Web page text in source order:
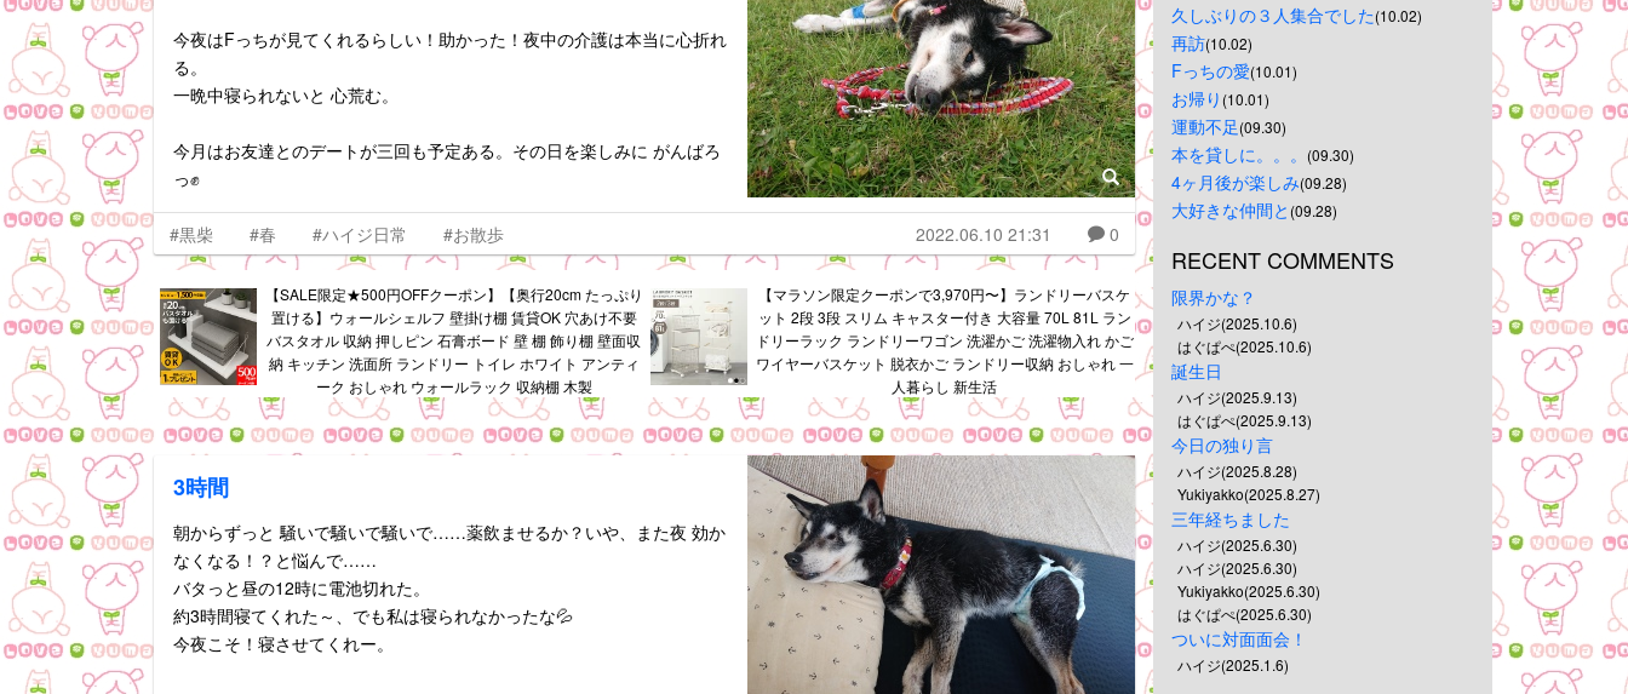
今夜はFっちが見てくれるらしい！助かった！夜中の介護は本当に心折れ
る。
一晩中寝られないと 心荒む。
今月はお友達とのデートが三回も予定ある。その日を楽しみに がんばろ
っ✊
#黒柴 #春 #ハイジ日常 #お散歩 2022.06.10 21:31 0
【SALE限定★500円OFFクーポン】【奥行20cm たっぷり
置ける】ウォールシェルフ 壁掛け棚 賃貸OK 穴あけ不要
バスタオル 収納 押しピン 石膏ボード 壁 棚 飾り棚 壁面収
納 キッチン 洗面所 ランドリー トイレ ホワイト アンティ
ーク おしゃれ ウォールラック 収納棚 木製
【マラソン限定クーポンで3,970円〜】ランドリーバスケ
ット 2段 3段 スリム キャスター付き 大容量 70L 81L ラン
ドリーラック ランドリーワゴン 洗濯かご 洗濯物入れ かご
ワイヤーバスケット 脱衣かご ランドリー収納 おしゃれ 一
人暮らし 新生活
3時間
朝からずっと 騒いで騒いで騒いで……薬飲ませるか？いや、また夜 効か
なくなる！？と悩んで……
バタっと昼の12時に電池切れた。
約3時間寝てくれた～、でも私は寝られなかったな💦
今夜こそ！寝させてくれー。
久しぶりの３人集合でした(10.02)
再訪(10.02)
Fっちの愛(10.01)
お帰り (10.01)
運動不足(09.30)
本を貸しに。。。 (09.30)
4ヶ月後が楽しみ(09.28)
大好きな仲間と (09.28)
RECENT COMMENTS
限界かな？
ハイジ(2025.10.6)
はぐぱぺ(2025.10.6)
誕生日
ハイジ(2025.9.13)
はぐぱぺ(2025.9.13)
今日の独り言
ハイジ(2025.8.28)
Yukiyakko(2025.8.27)
三年経ちました
ハイジ(2025.6.30)
ハイジ(2025.6.30)
Yukiyakko(2025.6.30)
はぐぱぺ(2025.6.30)
ついに対面面会！
ハイジ(2025.1.6)